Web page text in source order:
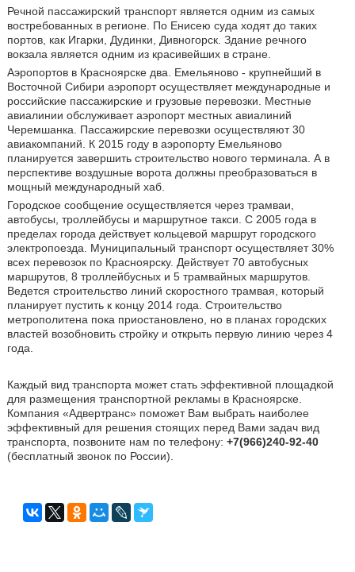
Речной пассажирский транспорт является одним из самых
востребованных в регионе. По Енисею суда ходят до таких
портов, как Игарки, Дудинки, Дивногорск. Здание речного
вокзала является одним из красивейших в стране.
Аэропортов в Красноярске два. Емельяново - крупнейший в
Восточной Сибири аэропорт осуществляет международные и
российские пассажирские и грузовые перевозки. Местные
авиалинии обслуживает аэропорт местных авиалиний
Черемшанка. Пассажирские перевозки осуществляют 30
авиакомпаний. К 2015 году в аэропорту Емельяново
планируется завершить строительство нового терминала. А в
перспективе воздушные ворота должны преобразоваться в
мощный международный хаб.
Городское сообщение осуществляется через трамваи,
автобусы, троллейбусы и маршрутное такси. С 2005 года в
пределах города действует кольцевой маршрут городского
электропоезда. Муниципальный транспорт осуществляет 30%
всех перевозок по Красноярску. Действует 70 автобусных
маршрутов, 8 троллейбусных и 5 трамвайных маршрутов.
Ведется строительство линий скоростного трамвая, который
планирует пустить к концу 2014 года. Строительство
метрополитена пока приостановлено, но в планах городских
властей возобновить стройку и открыть первую линию через 4
года.
Каждый вид транспорта может стать эффективной площадкой
для размещения транспортной рекламы в Красноярске.
Компания «Адвертранс» поможет Вам выбрать наиболее
эффективный для решения стоящих перед Вами задач вид
транспорта, позвоните нам по телефону: +7(966)240-92-40
(бесплатный звонок по России).